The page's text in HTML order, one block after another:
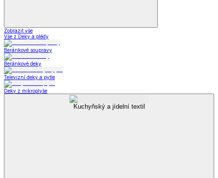
Zobrazit vše
Vše z Deky a plédy
Beránkové soupravy
Beránkové deky
Televizní deky a pytle
Deky z mikroplyše
Kuchyňský a jídelní textil